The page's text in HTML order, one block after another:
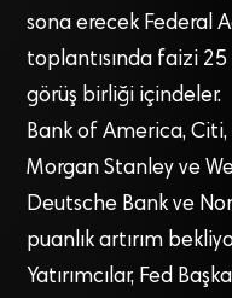
sona erecek Federal
toplantısında faizi
görüş birliği içindeler.
Bank of America,
Morgan Stanley ve
Deutsche Bank ve
puanlık artırım
Yatırımcılar, Fed